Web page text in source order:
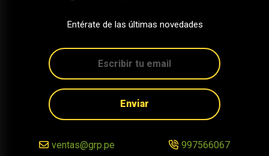
Entérate de las últimas novedades
Enviar
ventas@grp.pe 997566067